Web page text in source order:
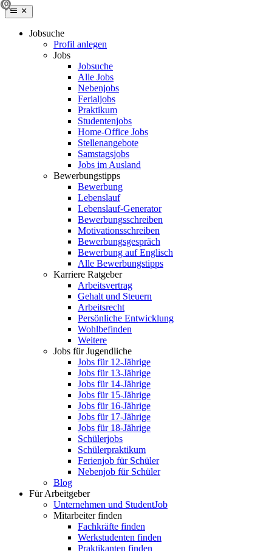
Jobsuche
Profil anlegen
Jobs
Jobsuche
Alle Jobs
Nebenjobs
Ferialjobs
Praktikum
Studentenjobs
Home-Office Jobs
Stellenangebote
Samstagsjobs
Jobs im Ausland
Bewerbungstipps
Bewerbung
Lebenslauf
Lebenslauf-Generator
Bewerbungsschreiben
Motivationsschreiben
Bewerbungsgespräch
Bewerbung auf Englisch
Alle Bewerbungstipps
Karriere Ratgeber
Arbeitsvertrag
Gehalt und Steuern
Arbeitsrecht
Persönliche Entwicklung
Wohlbefinden
Weitere
Jobs für Jugendliche
Jobs für 12-Jährige
Jobs für 13-Jährige
Jobs für 14-Jährige
Jobs für 15-Jährige
Jobs für 16-Jährige
Jobs für 17-Jährige
Jobs für 18-Jährige
Schülerjobs
Schülerpraktikum
Ferienjob für Schüler
Nebenjob für Schüler
Blog
Für Arbeitgeber
Unternehmen und StudentJob
Mitarbeiter finden
Fachkräfte finden
Werkstudenten finden
Praktikanten finden